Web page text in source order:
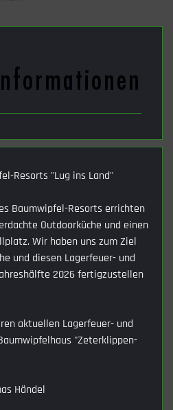
Resorts "Lug ins Land"
Baumwipfel-Resorts errichten
Outdoorküche und einen
Wir haben uns zum Ziel
und diesen Lagerfeuer- und
2026 fertigzustellen
aktuellen Lagerfeuer- und
"Zeterklippen-
Händel